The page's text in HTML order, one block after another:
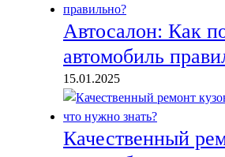
Автосалон: Как
автомобиль
15.01.2025
Качественный